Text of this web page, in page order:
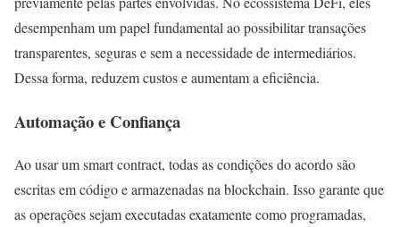
desempenham um papel fundamental ao possibilitar transações
transparentes, seguras e sem a necessidade de intermediários.
Dessa forma, reduzem custos e aumentam a eficiência.
Automação e Confiança
Ao usar um smart contract, todas as condições do acordo são
escritas em código e armazenadas na blockchain. Isso garante que
as operações sejam executadas exatamente como programadas,